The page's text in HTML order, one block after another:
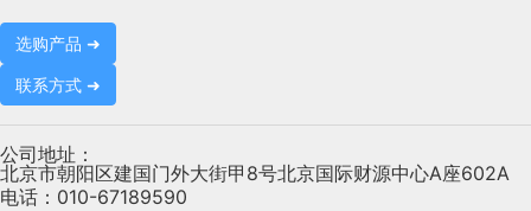
选购产品 ➜
联系方式 ➜
公司地址：
北京市朝阳区建国门外大街甲8号北京国际财源中心A座602A
电话： 010-67189590